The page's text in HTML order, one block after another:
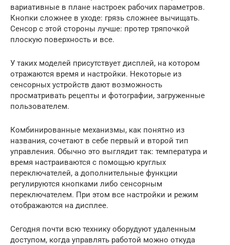
вариативные в плане настроек рабочих параметров.
Кнопки сложнее в уходе: грязь сложнее вычищать.
Сенсор с этой стороны лучше: протер тряпочкой
плоскую поверхность и все.
У таких моделей присутствует дисплей, на котором
отражаются время и настройки. Некоторые из
сенсорных устройств дают возможность
просматривать рецепты и фотографии, загруженные
пользователем.
Комбинированные механизмы, как понятно из
названия, сочетают в себе первый и второй тип
управления. Обычно это выглядит так: температура и
время настраиваются с помощью круглых
переключателей, а дополнительные функции
регулируются кнопками либо сенсорным
переключателем. При этом все настройки и режим
отображаются на дисплее.
Сегодня почти всю технику оборудуют удаленным
доступом, когда управлять работой можно откуда